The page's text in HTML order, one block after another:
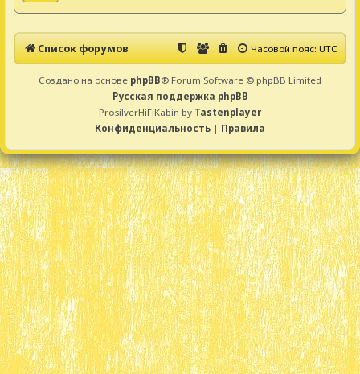
Список форумов Часовой пояс:UTC
Создано на основе phpBB® Forum Software © phpBB Limited
Русская поддержка phpBB
ProsilverHiFiKabin by Tastenplayer
Конфиденциальность | Правила